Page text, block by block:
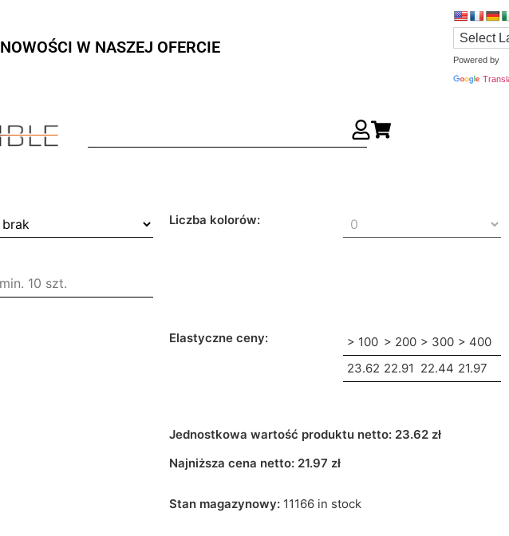
NOWOŚCI W NASZEJ OFERCIE
Powered by
Liczba kolorów:
Elastyczne ceny: > 100 > 200 > 300 > 400
23.62 22.91 22.44 21.97
Jednostkowa wartość produktu netto: 23.62 zł
Najniższa cena netto: 21.97 zł
Stan magazynowy: 11166 in stock